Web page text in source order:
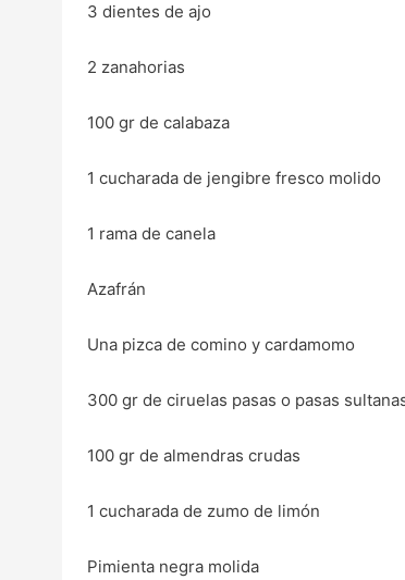
3 dientes de ajo
2 zanahorias
100 gr de calabaza
1 cucharada de jengibre fresco molido
1 rama de canela
Azafrán
Una pizca de comino y cardamomo
300 gr de ciruelas pasas o pasas
100 gr de almendras crudas
1 cucharada de zumo de limón
Pimienta negra molida